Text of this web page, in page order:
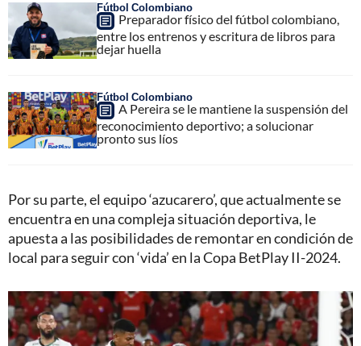
Fútbol Colombiano
Preparador físico del fútbol colombiano,
entre los entrenos y escritura de libros para
dejar huella
Fútbol Colombiano
A Pereira se le mantiene la suspensión del
reconocimiento deportivo; a solucionar
pronto sus líos
Por su parte, el equipo ‘azucarero’, que actualmente se
encuentra en una compleja situación deportiva, le
apuesta a las posibilidades de remontar en condición de
local para seguir con ‘vida’ en la Copa BetPlay II-2024.